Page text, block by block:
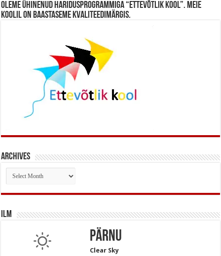
Oleme ühinenud haridusprogrammiga “Ettevõtlik Kool”. Meie
koolil on baastaseme kvaliteedimärgis.
Archives
Archives
Ilm
Pärnu
Clear Sky